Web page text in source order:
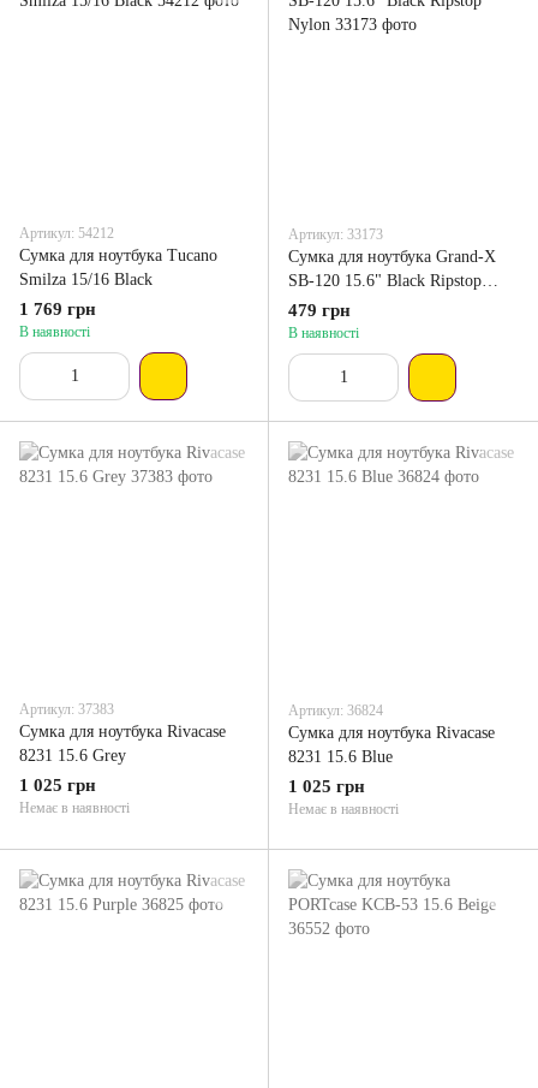
Артикул: 54212
Сумка для ноутбука Tucano
Smilza 15/16 Black
1 769 грн
В наявності
Артикул: 33173
Сумка для ноутбука Grand-X
SB-120 15.6" Black Ripstop
Nylon
479 грн
В наявності
Артикул: 37383
Сумка для ноутбука Rivacase
8231 15.6 Grey
1 025 грн
Немає в наявності
Артикул: 36824
Сумка для ноутбука Rivacase
8231 15.6 Blue
1 025 грн
Немає в наявності